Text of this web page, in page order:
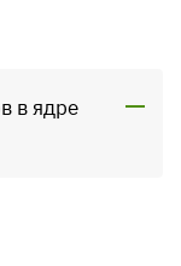
в ядре